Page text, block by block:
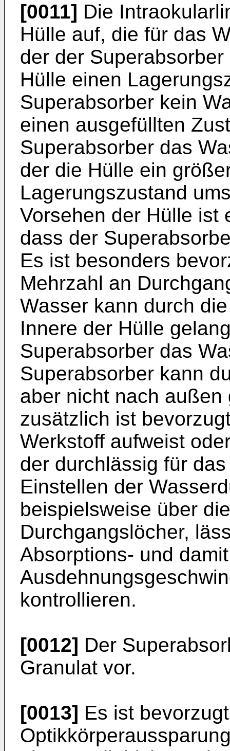
[0011] Die
Hülle auf, die für das
der der
Hülle einen
Superabsorber kein
einen ausgefüllten
Superabsorber das
der die Hülle ein
Lagerungszustand
Vorsehen der Hülle ist
dass der
Es ist besonders
Mehrzahl an
Wasser kann durch
Innere der Hülle
Superabsorber das
Superabsorber kann
aber nicht nach
zusätzlich ist
Werkstoff aufweist
der durchlässig für
Einstellen der
beispielsweise über
Durchgangslöcher,
Absorptions- und damit
kontrollieren.
[0012] Der
Granulat vor.
[0013] Es ist